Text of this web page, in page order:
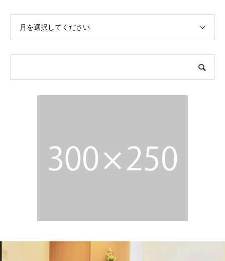
月を選択してください